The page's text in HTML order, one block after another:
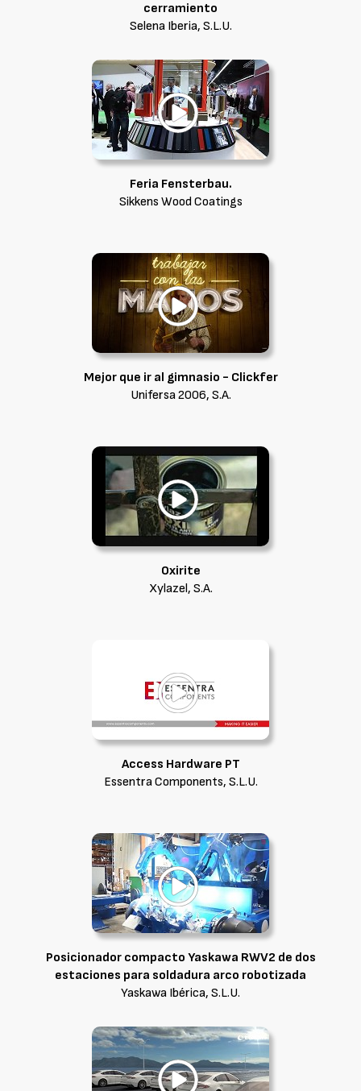
cerramiento
Selena Iberia, S.L.U.
Feria Fensterbau.
Sikkens Wood Coatings
Mejor que ir al gimnasio - Clickfer
Unifersa 2006, S.A.
Oxirite
Xylazel, S.A.
Access Hardware PT
Essentra Components, S.L.U.
Posicionador compacto Yaskawa RWV2 de dos
estaciones para soldadura arco robotizada
Yaskawa Ibérica, S.L.U.